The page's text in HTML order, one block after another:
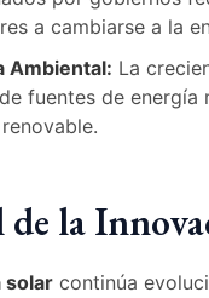
a cambiarse a la
Ambiental: La
fuentes de
de la
solar continúa